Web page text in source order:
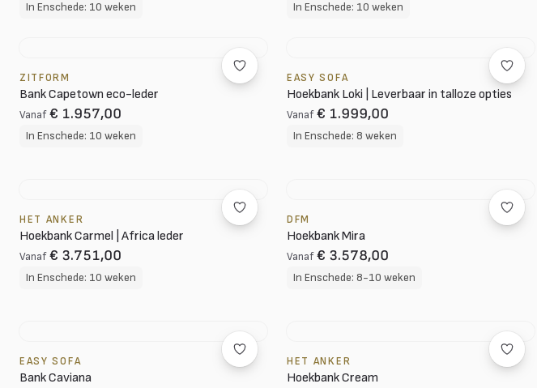
In Enschede: 10 weken In Enschede: 10 weken
ZITFORM
Bank Capetown eco-leder
Vanaf € 1.957,00
In Enschede: 10 weken
EASY SOFA
Hoekbank Loki | Leverbaar in talloze opties
Vanaf € 1.999,00
In Enschede: 8 weken
HET ANKER
Hoekbank Carmel | Africa leder
Vanaf € 3.751,00
In Enschede: 10 weken
DFM
Hoekbank Mira
Vanaf € 3.578,00
In Enschede: 8-10 weken
EASY SOFA
Bank Caviana
HET ANKER
Hoekbank Cream